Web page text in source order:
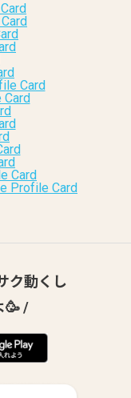
Card
Card
Profile Card
ク動くし
🥳 /